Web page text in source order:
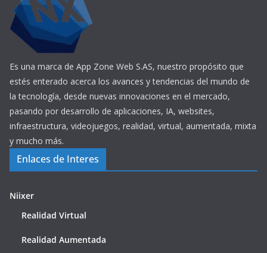
Es una marca de App Zone Web S.AS, nuestro propósito que
estés enterado acerca los avances y tendencias del mundo de
la tecnología, desde nuevas innovaciones en el mercado,
pasando por desarrollo de aplicaciones, IA, websites,
infraestructura, videojuegos, realidad, virtual, aumentada, mixta
y mucho más.
Enlaces de Interes
Niixer
Realidad Virtual
Realidad Aumentada